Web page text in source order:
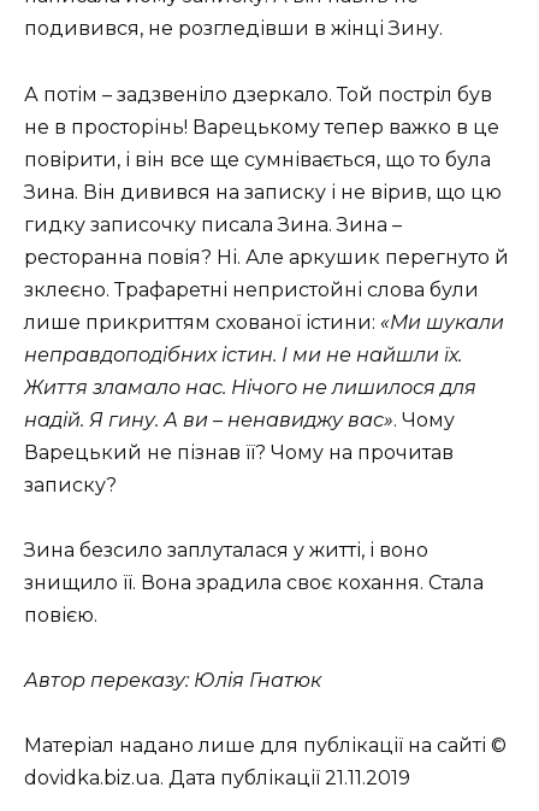
подивився, не розгледівши в жінці Зину.
А потім – задзвеніло дзеркало. Той постріл був
не в просторінь! Варецькому тепер важко в це
повірити, і він все ще сумнівається, що то була
Зина. Він дивився на записку і не вірив, що цю
гидку записочку писала Зина. Зина –
ресторанна повія? Ні. Але аркушик перегнуто й
зклеєно. Трафаретні непристойні слова були
лише прикриттям схованої істини: «Ми шукали
неправдоподібних істин. І ми не найшли їх.
Життя зламало нас. Нічого не лишилося для
надій. Я гину. А ви – ненавиджу вас». Чому
Варецький не пізнав її? Чому на прочитав
записку?
Зина безсило заплуталася у житті, і воно
знищило її. Вона зрадила своє кохання. Стала
повією.
Автор переказу: Юлія Гнатюк
Матеріал надано лише для публікації на сайті ©
dovidka.biz.ua. Дата публікації 21.11.2019